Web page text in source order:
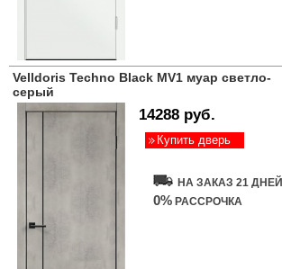
Velldoris Techno Black MV1 муар светло-
серый
14288 руб.
Купить дверь
НА ЗАКАЗ 21 ДНЕЙ
0% РАССРОЧКА